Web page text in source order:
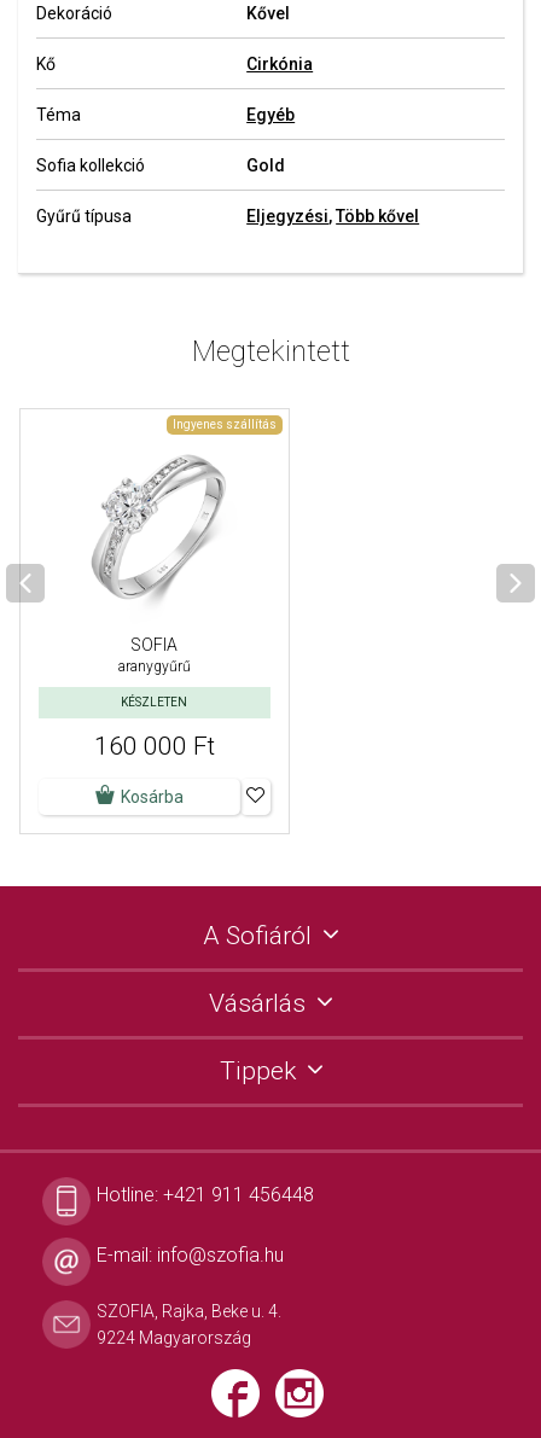
Dekoráció Kővel
Kő Cirkónia
Téma Egyéb
Sofia kollekció Gold
Gyűrű típusa Eljegyzési,Több kővel
Megtekintett
Ingyenes szállítás
SOFIA
aranygyűrű
KÉSZLETEN
160 000 Ft
Kosárba
A Sofiáról
Vásárlás
Tippek
Hotline: +421 911 456448
E-mail: info@szofia.hu
SZOFIA, Rajka, Beke u. 4.
9224 Magyarország